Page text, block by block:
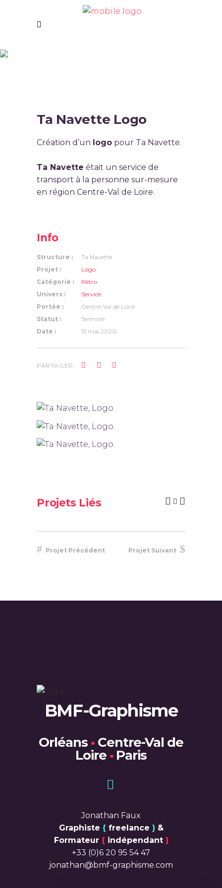
Ta Navette Logo
Création d’un logo pour Ta Navette.
Ta Navette était un service de
transport à la personne sur-mesure
en région Centre-Val de Loire.
Info
Structure :
Ta Navette
Projet :
Logo
Catégorie :
Rétro
Univers :
Service
Portée :
Centre-Val de Loire
Statut :
Terminé
Date :
15 mai 2020
PARTAGER
Projets Liés
Projet Précédent Projet Suivant
BMF-Graphisme
Orléans • Centre-Val de
Loire •Paris
Jonathan Faux
Graphiste { freelance }&
Formateur { indépendant }
+33 (0)6 20 95 54 47
jonathan@bmf-graphisme.com